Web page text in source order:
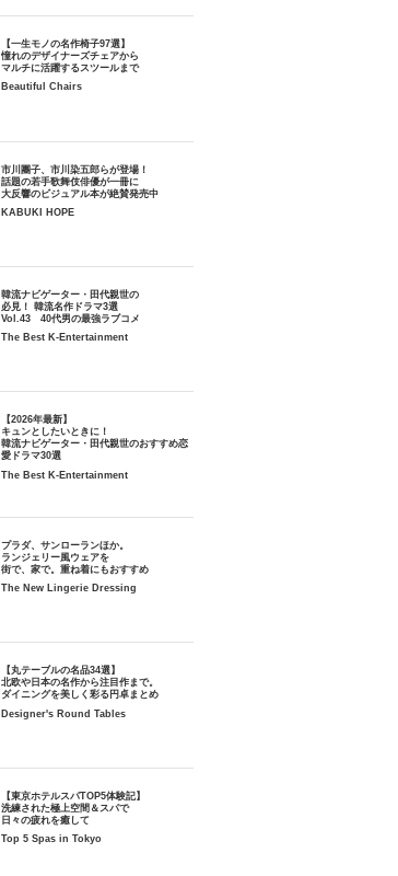
【一生モノの名作椅子97選】
憧れのデザイナーズチェアから
マルチに活躍するスツールまで
Beautiful Chairs
市川團子、市川染五郎らが登場！
話題の若手歌舞伎俳優が一冊に
大反響のビジュアル本が絶賛発売中
KABUKI HOPE
韓流ナビゲーター・田代親世の
必見！ 韓流名作ドラマ3選
Vol.43 40代男の最強ラブコメ
The Best K-Entertainment
【2026年最新】
キュンとしたいときに！
韓流ナビゲーター・田代親世のおすすめ恋
愛ドラマ30選
The Best K-Entertainment
プラダ、サンローランほか。
ランジェリー風ウェアを
街で、家で。重ね着にもおすすめ
The New Lingerie Dressing
【丸テーブルの名品34選】
北欧や日本の名作から注目作まで。
ダイニングを美しく彩る円卓まとめ
Designer's Round Tables
【東京ホテルスパTOP5体験記】
洗練された極上空間＆スパで
日々の疲れを癒して
Top 5 Spas in Tokyo